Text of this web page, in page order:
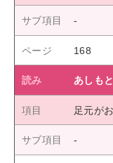
168
あしもと
足元が